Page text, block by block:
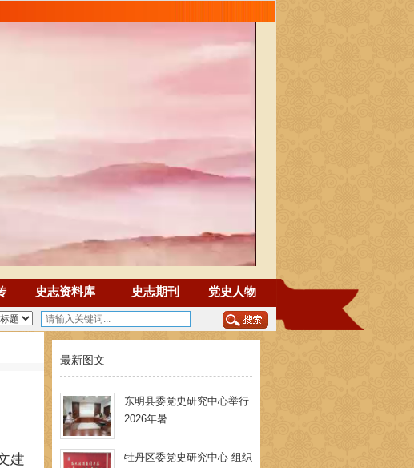
史志资料库 史志期刊 党史人物
建
最新图文
东明县委党史研究中心举行
2026年暑…
牡丹区委党史研究中心 组织